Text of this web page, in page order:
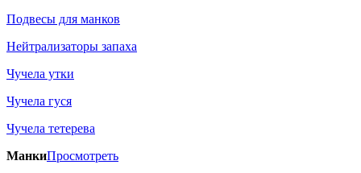
Подвесы для манков
Нейтрализаторы запаха
Чучела утки
Чучела гуся
Чучела тетерева
МанкиПросмотреть